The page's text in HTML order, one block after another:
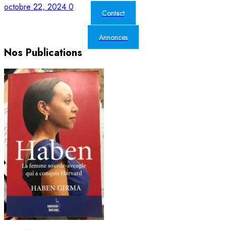
octobre 22, 2024 0
Contact
Annonces
Nos Publications